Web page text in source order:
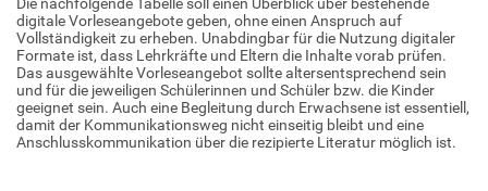
digitale Vorleseangebote geben, ohne einen Anspruch auf
Vollständigkeit zu erheben. Unabdingbar für die Nutzung digitaler
Formate ist, dass Lehrkräfte und Eltern die Inhalte vorab prüfen.
Das ausgewählte Vorleseangebot sollte altersentsprechend sein
und für die jeweiligen Schülerinnen und Schüler bzw. die Kinder
geeignet sein. Auch eine Begleitung durch Erwachsene ist essentiell,
damit der Kommunikationsweg nicht einseitig bleibt und eine
Anschlusskommunikation über die rezipierte Literatur möglich ist.